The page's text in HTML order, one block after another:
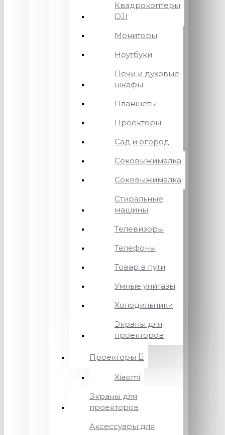
Квадрокоптеры
DJI
Мониторы
Ноутбуки
Печи и духовые
шкафы
Планшеты
Проекторы
Сад и огород
Соковыжималка
Соковыжималка
Стиральные
машины
Телевизоры
Телефоны
Товар в пути
Умные унитазы
Холодильники
Экраны для
проекторов
Проекторы
Xiaomi
Экраны для
проекторов
Аксессуары для